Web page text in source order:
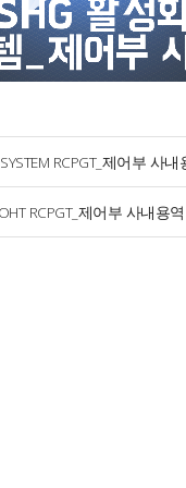
RCPGT_제어부 사내
RCPGT_제어부 사내용역